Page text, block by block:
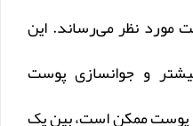
مورد نظر می‌رساند. این
و جوانسازی پوست
پوست ممکن است، بین یک